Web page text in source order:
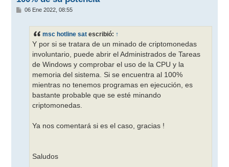
M
06 Ene 2022, 08:55
msc hotline sat escribió: ↑
Y por si se tratara de un minado de criptomonedas
involuntario, puede abrir el Administrados de Tareas
de Windows y comprobar el uso de la CPU y la
memoria del sistema. Si se encuentra al 100%
mientras no tenemos programas en ejecución, es
bastante probable que se esté minando
criptomonedas.
Ya nos comentará si es el caso, gracias !
Saludos